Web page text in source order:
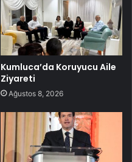
Kumluca’da Koruyucu Aile
Ziyareti
Ağustos 8, 2026